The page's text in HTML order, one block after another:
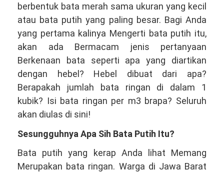
bungin
Bekasi,
Produk
Kualitas
Tinggi
Hubungi
VIA
Telepon/WA
081381344044
berbentuk bata merah sama ukuran yang kecil
atau bata putih yang paling besar. Bagi Anda
yang pertama kalinya Mengerti bata putih itu,
akan ada Bermacam jenis pertanyaan
Berkenaan bata seperti apa yang diartikan
dengan hebel? Hebel dibuat dari apa?
Berapakah jumlah bata ringan di dalam 1
kubik? Isi bata ringan per m3 brapa? Seluruh
akan diulas di sini!
Sesungguhnya Apa Sih Bata Putih Itu?
Bata putih yang kerap Anda lihat Memang
Merupakan bata ringan. Warga di Jawa Barat